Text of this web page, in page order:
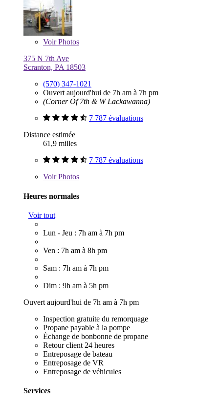
VoirPhotos
375 N 7th Ave
Scranton, PA 18503
(570) 347-1021
Ouvert aujourd'hui de 7h am à 7h pm
(Corner Of 7th & W Lackawanna)
7 787 évaluations
Distance estimée
61,9 milles
7 787 évaluations
VoirPhotos
Heures normales
Voir tout
Lun - Jeu : 7h am à 7h pm
Ven : 7h am à 8h pm
Sam : 7h am à 7h pm
Dim : 9h am à 5h pm
Ouvert aujourd'hui de 7h am à 7h pm
Inspection gratuite du remorquage
Propane payable à la pompe
Échange de bonbonne de propane
Retour client 24 heures
Entreposage de bateau
Entreposage de VR
Entreposage de véhicules
Services